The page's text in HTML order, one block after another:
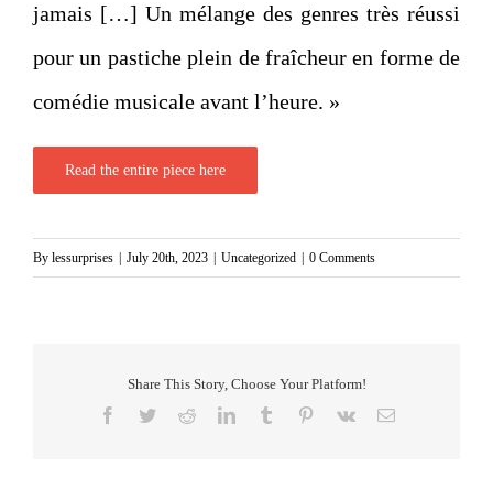
jamais […] Un mélange des genres très réussi
pour un pastiche plein de fraîcheur en forme de
comédie musicale avant l’heure. »
Read the entire piece here
By lessurprises July 20th, 2023 Uncategorized 0 Comments
Share This Story, Choose Your Platform!
Facebook
TwitterRedditLinkedInTumblr Pinterest
Vk Email